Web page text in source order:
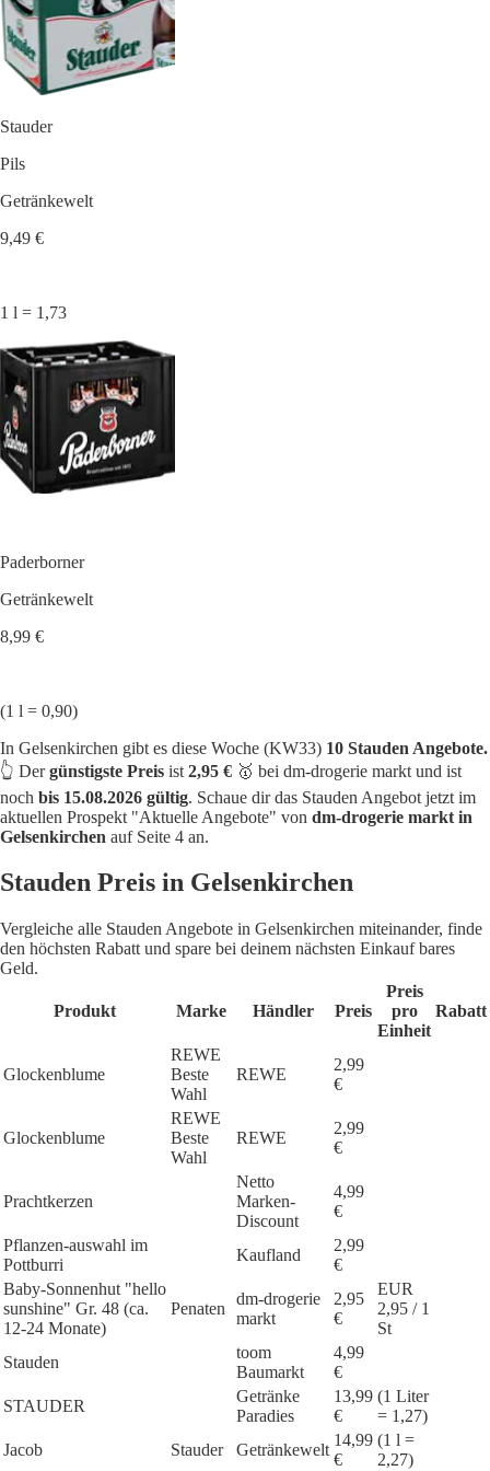
Stauder
Pils
Getränkewelt
9,49 €
1 l = 1,73
Paderborner
Getränkewelt
8,99 €
(1 l = 0,90)
In Gelsenkirchen gibt es diese Woche (KW33) 10 Stauden Angebote.
👆 Dergünstigste Preis ist 2,95 € 🥇 bei dm-drogerie markt und ist
noch bis 15.08.2026 gültig. Schaue dir das Stauden Angebot jetzt im
aktuellen Prospekt "Aktuelle Angebote" von dm-drogerie markt in
Gelsenkirchen auf Seite 4 an.
Stauden Preis in Gelsenkirchen
Vergleiche alle Stauden Angebote in Gelsenkirchen miteinander, finde
den höchsten Rabatt und spare bei deinem nächsten Einkauf bares
Geld.
Produkt Marke Händler Preis
Preis
pro
Einheit
Rabatt
Glockenblume
REWE
Beste
Wahl
REWE
2,99
€
Glockenblume
REWE
Beste
Wahl
REWE
2,99
€
Prachtkerzen
Netto
Marken-
Discount
4,99
€
Pflanzen-auswahl im
Pottburri
Kaufland
2,99
€
Baby-Sonnenhut "hello
sunshine" Gr. 48 (ca.
12-24 Monate)
Penaten
dm-drogerie
markt
2,95
€
EUR
2,95 / 1
St
Stauden
toom
Baumarkt
4,99
€
STAUDER
Getränke
Paradies
13,99
€
(1 Liter
= 1,27)
Jacob
Stauder Getränkewelt
14,99
€
(1 l =
2,27)